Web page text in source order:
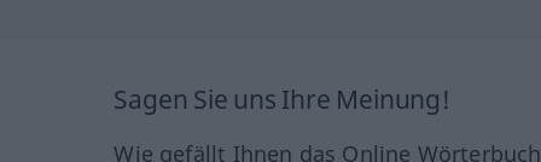
Sagen Sie uns Ihre Meinung!
Wie gefällt Ihnen das Online